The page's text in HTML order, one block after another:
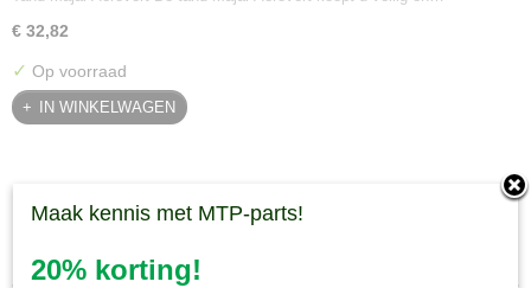
€ 32,82
✓ Op voorraad
IN WINKELWAGEN
Maak kennis met MTP-parts!
20% korting!